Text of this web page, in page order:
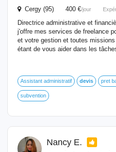
Cergy (95) 400 €/jour
Directrice administrative et
j'offre mes services de freelance
et votre gestion et toutes
étant de vous aider dans les
Assistant administratif devis pret
subvention
Nancy E.